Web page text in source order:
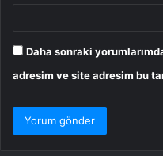
Daha sonraki
adresim ve site adresim bu